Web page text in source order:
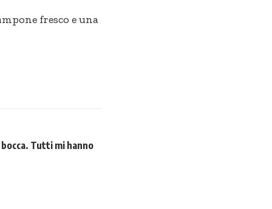
fresco e una
Tutti mi hanno